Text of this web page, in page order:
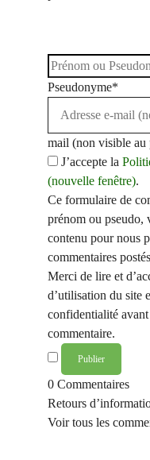
Pseudonyme*
mail (non visible
J’accepte la
(nouvelle fenêtre).
Ce formulaire de
prénom ou pseudo,
contenu pour nous
commentaires
Merci de lire et
d’utilisation du site
confidentialité
commentaire.
0 Commentaires
Retours
Voir tous les